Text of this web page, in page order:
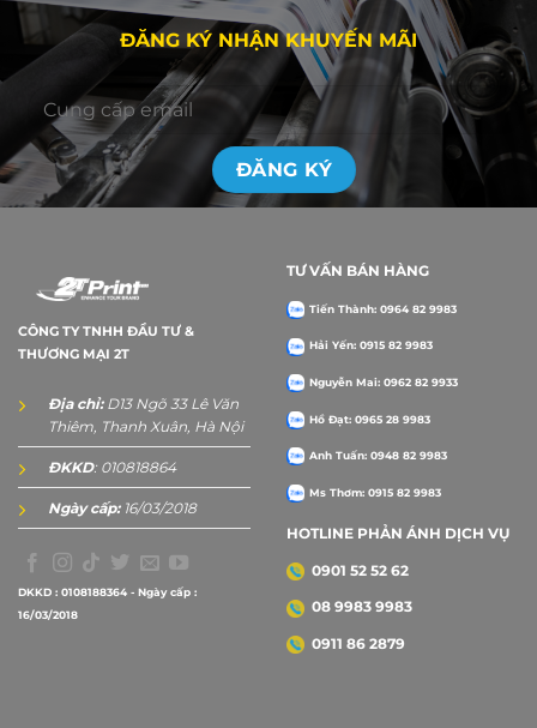
ĐĂNG KÝ NHẬN KHUYẾN MÃI
CÔNG TY TNHH ĐẦU TƯ &
THƯƠNG MẠI 2T
Địa chỉ:D13 Ngõ 33 Lê Văn
Thiêm, Thanh Xuân, Hà Nội
ĐKKD: 010818864
Ngày cấp:16/03/2018
DKKD : 0108188364 - Ngày cấp :
16/03/2018
TƯ VẤN BÁN HÀNG
Tiến Thành: 0964 82 9983
Hải Yến: 0915 82 9983
Nguyễn Mai: 0962 82 9933
Hồ Đạt: 0965 28 9983
Anh Tuấn: 0948 82 9983
Ms Thơm: 0915 82 9983
HOTLINE PHẢN ÁNH DỊCH VỤ
0901 52 52 62
08 9983 9983
0911 86 2879